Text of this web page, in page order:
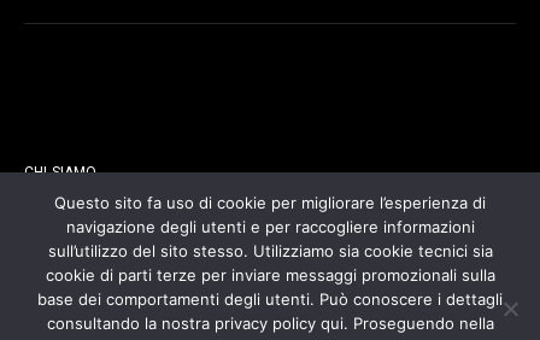
CHI SIAMO
CONTATTI
COOKIES POLICY
Questo sito fa uso di cookie per migliorare l’esperienza di
navigazione degli utenti e per raccogliere informazioni
sull’utilizzo del sito stesso. Utilizziamo sia cookie tecnici sia
cookie di parti terze per inviare messaggi promozionali sulla
base dei comportamenti degli utenti. Può conoscere i dettagli
consultando la nostra privacy policy qui. Proseguendo nella